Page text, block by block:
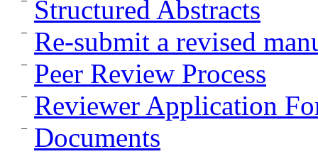
Structured Abstracts
Re-submit a revised
Peer Review Process
Reviewer Application
Documents